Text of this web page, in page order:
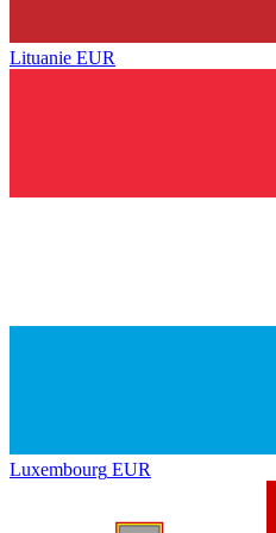
Lituanie EUR
Luxembourg EUR